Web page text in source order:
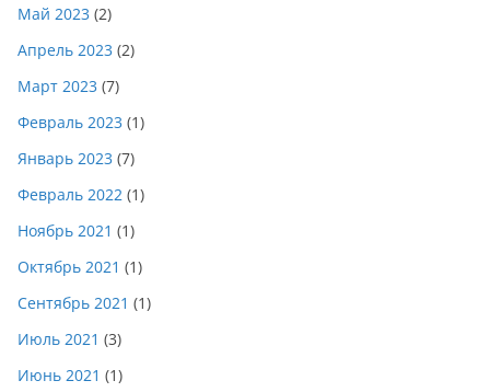
Май 2023 (2)
Апрель 2023 (2)
Март 2023 (7)
Февраль 2023 (1)
Январь 2023 (7)
Февраль 2022 (1)
Ноябрь 2021 (1)
Октябрь 2021 (1)
Сентябрь 2021 (1)
Июль 2021 (3)
Июнь 2021 (1)